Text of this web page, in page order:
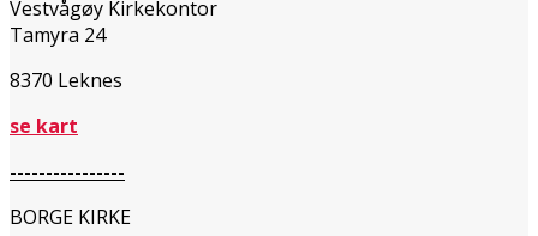
Vestvågøy Kirkekontor
Tamyra 24
8370 Leknes
se kart
----------------
BORGE KIRKE